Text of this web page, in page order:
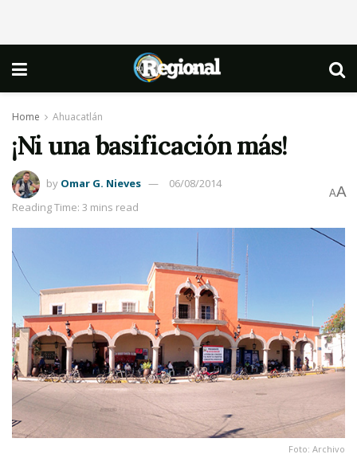
Home Ahuacatlán
¡Ni una basificación más!
by Omar G. Nieves
06/08/2014
Reading Time: 3 mins read
AA
Foto: Archivo